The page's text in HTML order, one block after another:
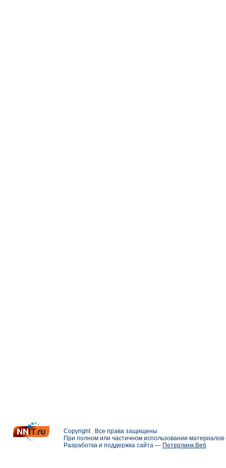
Copyright . Все права защищены
При полном или частичном использовании
Разработка и поддержка сайта — Петерлинк Веб